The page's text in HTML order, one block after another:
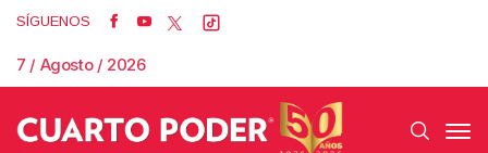
SÍGUENOS
7 / Agosto / 2026